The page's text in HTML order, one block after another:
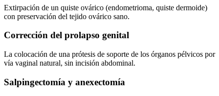
Extirpación de un quiste ovárico (endometrioma, quiste dermoide)
con preservación del tejido ovárico sano.
Corrección del prolapso genital
La colocación de una prótesis de soporte de los órganos pélvicos por
vía vaginal natural, sin incisión abdominal.
Salpingectomía y anexectomía